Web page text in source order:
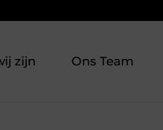
zijn Ons Team